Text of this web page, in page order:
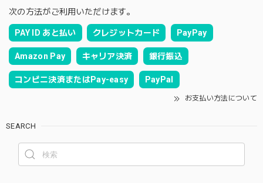
次の方法がご利用いただけます。
PAY ID あと払い クレジットカード PayPay
Amazon Pay キャリア決済 銀行振込
コンビニ決済またはPay-easy PayPal
お支払い方法について
SEARCH